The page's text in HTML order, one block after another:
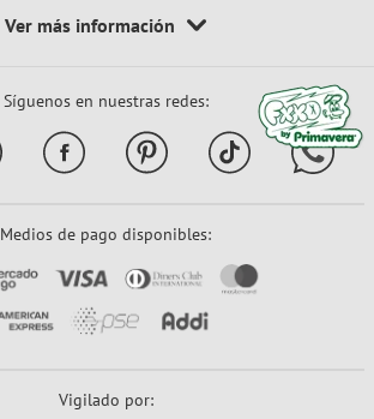
Síguenos en nuestras redes:
Medios de pago disponibles:
Vigilado por: